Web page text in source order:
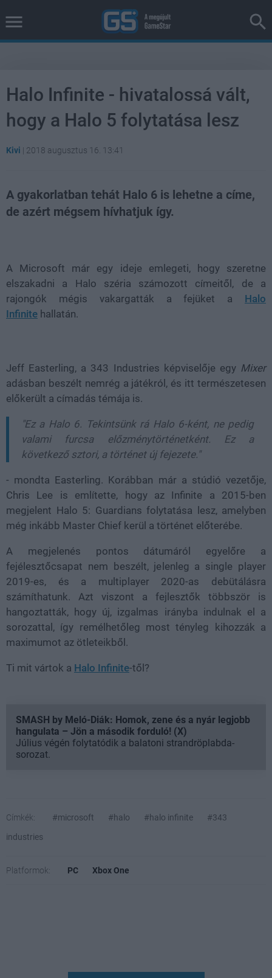
Halo Infinite - hivatalossá vált,
hogy a Halo 5 folytatása lesz
Kivi | 2018 augusztus 16. 13:41
A gyakorlatban tehát Halo 6 is lehetne a címe,
de azért mégsem hívhatjuk így.
A Microsoft már egy ideje emlegeti, hogy szeretne
elszakadni a Halo széria számozott címeitől, de a
rajongók mégis vakargatták a fejüket a Halo
Infinite hallatán.
Jeff Easterling, a 343 Industries képviselője egy Mixer
adásban beszélt nemrég a játékról, és itt természetesen
előkerült a címadás témája is.
"Ez a Halo 6. Tekintsünk rá Halo 6-ként, ne pedig
valami furcsa előzménytörténetként. Ez a
következő sztori, a történet új fejezete."
- mondta Easterling. Korábban már a stúdió vezetője,
Chris Lee is említette, hogy az Infinite a 2015-ben
megjelent Halo 5: Guardians folytatása lesz, amelyben
még inkább Master Chief kerül a történet előterébe.
A megjelenés pontos dátumáról egyelőre a
fejélesztőcsapat nem beszélt, jelenleg a single player
2019-es, és a multiplayer 2020-as debütálásra
számíthatunk. Azt viszont a fejlesztők többször is
hangoztatták, hogy új, izgalmas irányba indulnak el a
sorozattal, így remélhetőleg most tényleg kihozzák a
maximumot az ötleteikből.
Ti mit vártok a Halo Infinite-től?
SMASH by Meló-Diák: Homok, zene és a nyár legjobb
hangulata – Jön a második forduló! (X)
Július végén folytatódik a balatoni strandröplabda-
sorozat.
Címkék: #microsoft #halo #halo infinite
#343
industries
Platformok: PC Xbox One